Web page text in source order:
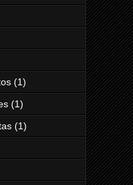
(1)
(1)
(1)